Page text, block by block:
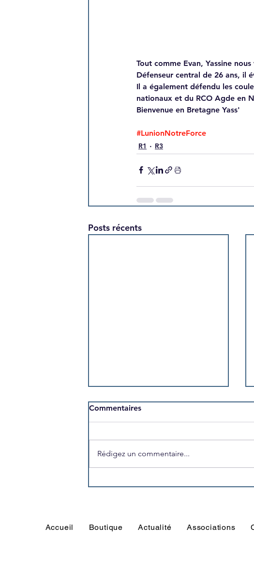
Tout comme Evan, Yassine
Défenseur central de 26 ans, il
Il a également défendu les
nationaux et du RCO Agde en
Bienvenue en Bretagne Yass'
#LunionNotreForce
R1 R3
Posts récents
Commentaires
Rédigez un commentaire...
Accueil Boutique Actualité Associations